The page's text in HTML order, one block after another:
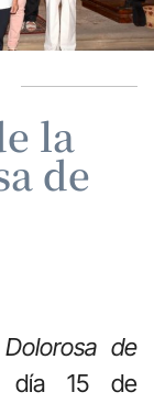
la
de
de
día 15 de